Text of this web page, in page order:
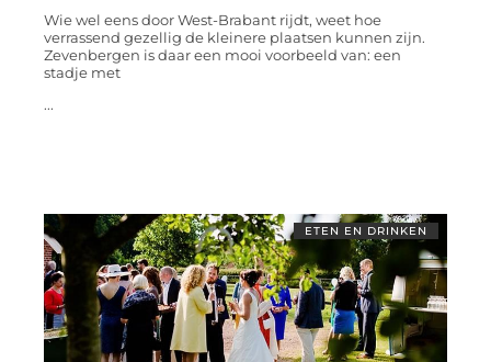
Wie wel eens door West-Brabant rijdt, weet hoe
verrassend gezellig de kleinere plaatsen kunnen zijn.
Zevenbergen is daar een mooi voorbeeld van: een
stadje met
...
ETEN EN DRINKEN